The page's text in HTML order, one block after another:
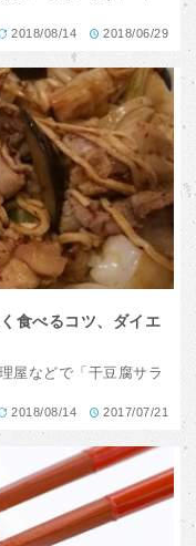
2018/08/14 2018/06/29
食べるコツ、ダイエ
屋などで「干豆腐サラ
2018/08/14 2017/07/21